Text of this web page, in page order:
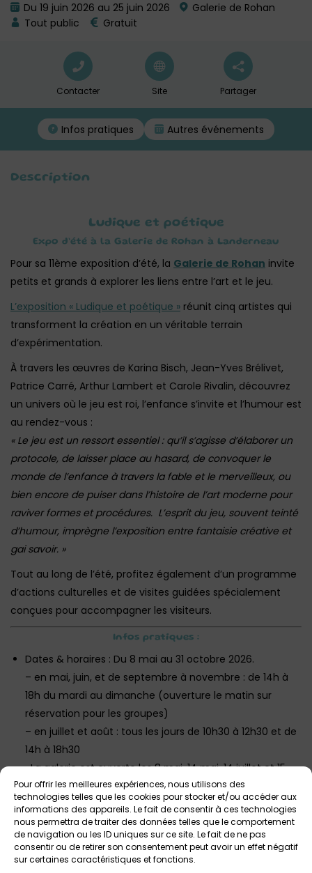
Pour offrir les meilleures expériences, nous utilisons des
technologies telles que les cookies pour stocker et/ou accéder aux
informations des appareils. Le fait de consentir à ces technologies
nous permettra de traiter des données telles que le comportement
de navigation ou les ID uniques sur ce site. Le fait de ne pas
consentir ou de retirer son consentement peut avoir un effet négatif
sur certaines caractéristiques et fonctions.
Du 19 juin 2026 au 25 juin 2026
Galerie de Rohan
Tout public
Gratuit
Contacter Site Partager
Infos pratiques Autres événements
Description
Ludique et poétique
Expo d’été à la Galerie de Rohan à Landerneau
Pour sa 11ème exposition d’été, la Galerie de Rohan invite
petits et grands à explorer les liens entre l’art et le jeu.
L’exposition « Ludique et poétique » réunit cinq artistes qui
transforment la création en un véritable terrain
d’expérimentation.
À travers les œuvres de Karina Bisch, Jean-Yves Brélivet,
Patrice Carré, Arthur Lambert et Carole Rivalin, découvrez
un univers où le jeu est roi, l’enfance s’invite et l’humour est
au rendez-vous :
« Le jeu est un ressort essentiel : qu’il s’agisse d’élaborer un
protocole, de laisser place au hasard, de convoquer le
monde de l’enfance à travers la fable et le merveilleux, ou
bien encore de puiser dans l’histoire de l’art moderne pour
raviver formes et procédures. L’esprit du jeu, souvent teinté
d’humour, imprègne l’exposition entre fantaisie créative et
gai savoir. »
Tout au long de l’été, profitez également d’un programme
d’actions culturelles et de visites guidées spécialement
conçues pour accompagner les visiteurs.
Infos pratiques :
Dates & horaires : Du 8 mai au 31 octobre 2026.
– en mai, juin, et de septembre à novembre : de 14h à
18h du mardi au dimanche (ouverture le matin sur
réservation pour les groupes)
– en juillet et août : tous les jours de 10h30 à 12h30 et de
14h à 18h30
-La galerie est ouverte les 8 mai, 14 mai, 14 juillet et 15
août aux horaires habituels.
Lieu : Galerie de Rohan, Place Saint-Thomas,
Landerneau.
Tarif : Gratuit pour tous.